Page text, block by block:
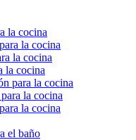
la cocina
la cocina
la cocina
la cocina
para la cocina
la cocina
la cocina
el baño